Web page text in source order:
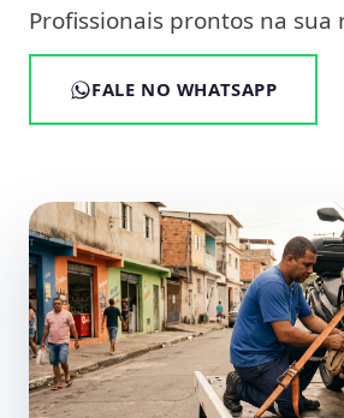
Profissionais prontos na sua
FALE NO WHATSAPP